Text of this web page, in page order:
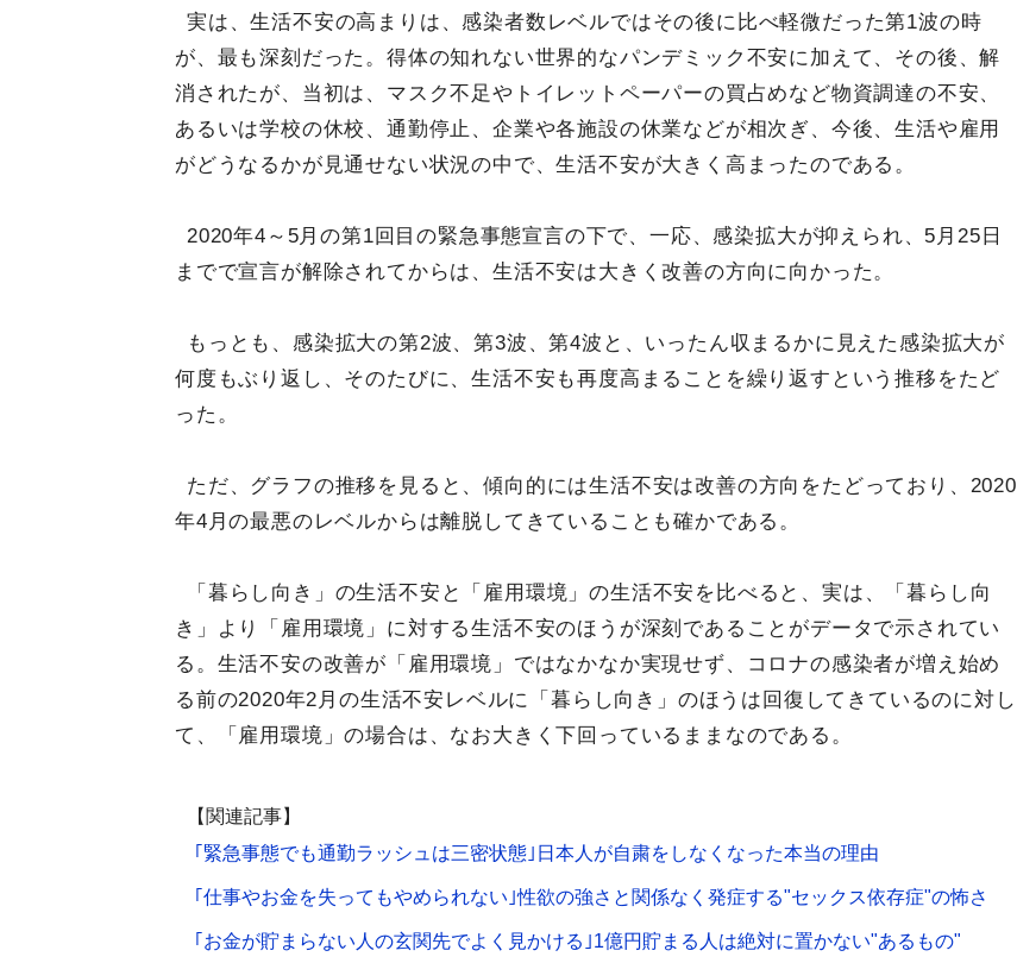
実は、生活不安の高まりは、感染者数レベルではその後に比べ軽微だった第1波の時
が、最も深刻だった。得体の知れない世界的なパンデミック不安に加えて、その後、解
消されたが、当初は、マスク不足やトイレットペーパーの買占めなど物資調達の不安、
あるいは学校の休校、通勤停止、企業や各施設の休業などが相次ぎ、今後、生活や雇用
がどうなるかが見通せない状況の中で、生活不安が大きく高まったのである。
2020年4～5月の第1回目の緊急事態宣言の下で、一応、感染拡大が抑えられ、5月25日
までで宣言が解除されてからは、生活不安は大きく改善の方向に向かった。
もっとも、感染拡大の第2波、第3波、第4波と、いったん収まるかに見えた感染拡大が
何度もぶり返し、そのたびに、生活不安も再度高まることを繰り返すという推移をたど
った。
ただ、グラフの推移を見ると、傾向的には生活不安は改善の方向をたどっており、2020
年4月の最悪のレベルからは離脱してきていることも確かである。
「暮らし向き」の生活不安と「雇用環境」の生活不安を比べると、実は、「暮らし向
き」より「雇用環境」に対する生活不安のほうが深刻であることがデータで示されてい
る。生活不安の改善が「雇用環境」ではなかなか実現せず、コロナの感染者が増え始め
る前の2020年2月の生活不安レベルに「暮らし向き」のほうは回復してきているのに対し
て、「雇用環境」の場合は、なお大きく下回っているままなのである。
【関連記事】
｢緊急事態でも通勤ラッシュは三密状態｣日本人が自粛をしなくなった本当の理由
｢仕事やお金を失ってもやめられない｣性欲の強さと関係なく発症する"セックス依存症"の怖さ
｢お金が貯まらない人の玄関先でよく見かける｣1億円貯まる人は絶対に置かない"あるもの"